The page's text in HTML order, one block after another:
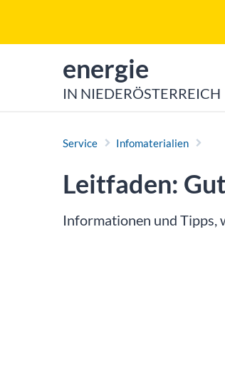
zur Startseite von
energie
IN NIEDERÖSTERREICH
Service Infomaterialien
Leitfaden:
Informationen und Tipps,